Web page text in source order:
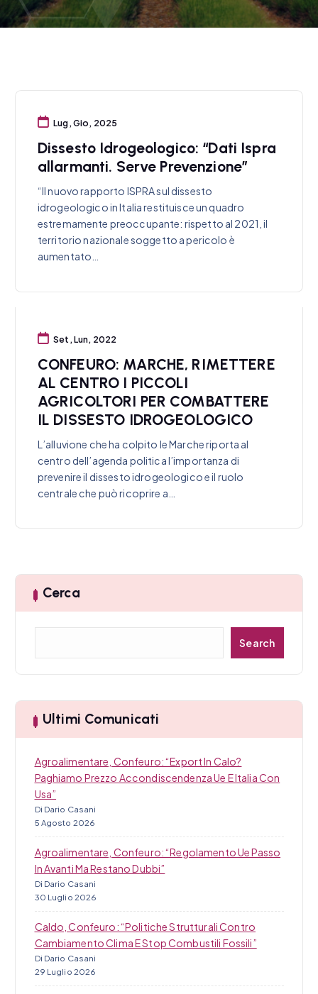
Lug, Gio, 2025
Dissesto Idrogeologico: “Dati Ispra
allarmanti. Serve Prevenzione”
“Il nuovo rapporto ISPRA sul dissesto
idrogeologico in Italia restituisce un quadro
estremamente preoccupante: rispetto al 2021, il
territorio nazionale soggetto a pericolo è
aumentato…
Set, Lun, 2022
CONFEURO: MARCHE, RIMETTERE
AL CENTRO I PICCOLI
AGRICOLTORI PER COMBATTERE
IL DISSESTO IDROGEOLOGICO
L’alluvione che ha colpito le Marche riporta al
centro dell’agenda politica l’importanza di
prevenire il dissesto idrogeologico e il ruolo
centrale che può ricoprire a…
Cerca
a
Search
Ultimi Comunicati
Agroalimentare, Confeuro: “Export In Calo?
Paghiamo Prezzo Accondiscendenza Ue E Italia Con
Usa”
Di Dario Casani
5 Agosto 2026
Agroalimentare, Confeuro: “Regolamento Ue Passo
In Avanti Ma Restano Dubbi”
Di Dario Casani
30 Luglio 2026
Caldo, Confeuro: “Politiche Strutturali Contro
Cambiamento Clima E Stop Combustili Fossili”
Di Dario Casani
29 Luglio 2026